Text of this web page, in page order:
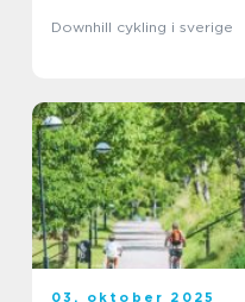
Downhill cykling i sverige
03. oktober 2025